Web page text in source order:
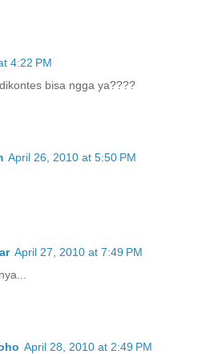
4:22 PM
bisa ngga ya????
April 26, 2010 at 5:50 PM
April 27, 2010 at 7:49 PM
April 28, 2010 at 2:49 PM